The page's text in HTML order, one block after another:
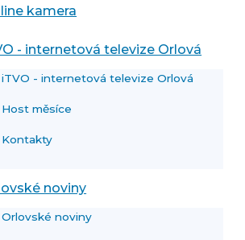
kamera
- internetová televize Orlová
iTVO - internetová televize Orlová
Host měsíce
Kontakty
noviny
Orlovské noviny